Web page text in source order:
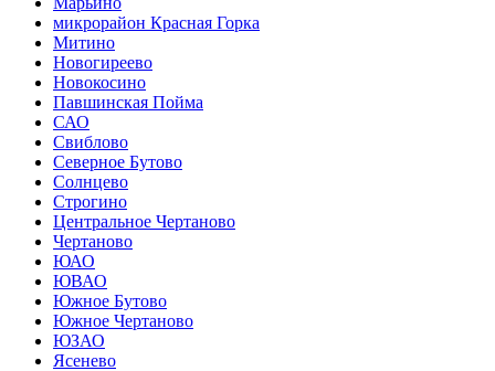
микрорайон Красная Горка
Митино
Новогиреево
Новокосино
Павшинская Пойма
САО
Свиблово
Северное Бутово
Солнцево
Строгино
Центральное Чертаново
Чертаново
ЮАО
ЮВАО
Южное Бутово
Южное Чертаново
ЮЗАО
Ясенево